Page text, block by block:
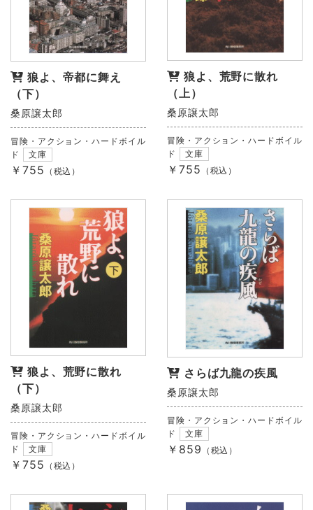
狼よ、帝都に舞え
（下）
桑原譲太郎
冒険・アクション・ハードボイル
ド
文庫
￥755 （税込）
狼よ、荒野に散れ
（上）
桑原譲太郎
冒険・アクション・ハードボイル
ド
文庫
￥755 （税込）
狼よ、荒野に散れ
（下）
桑原譲太郎
冒険・アクション・ハードボイル
ド
文庫
￥755 （税込）
さらば九龍の疾風
桑原譲太郎
冒険・アクション・ハードボイル
ド
文庫
￥859 （税込）